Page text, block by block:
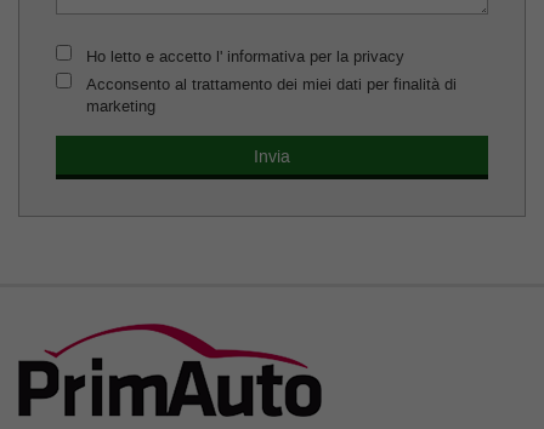
Ho letto e accetto l' informativa per la privacy
Acconsento al trattamento dei miei dati per finalità di
marketing